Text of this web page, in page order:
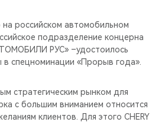
российском автомобильном
подразделение концерна
РУС» –удостоилось
в спецноминации «Прорыв года».
стратегическим рынком для
с большим вниманием относится
клиентов. Для этого CHERY